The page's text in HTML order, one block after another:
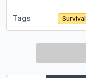
Tags Survival